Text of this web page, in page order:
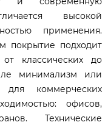
высокой
применения.
покрытие подходит
классических до
минимализм или
коммерческих
офисов,
Технические